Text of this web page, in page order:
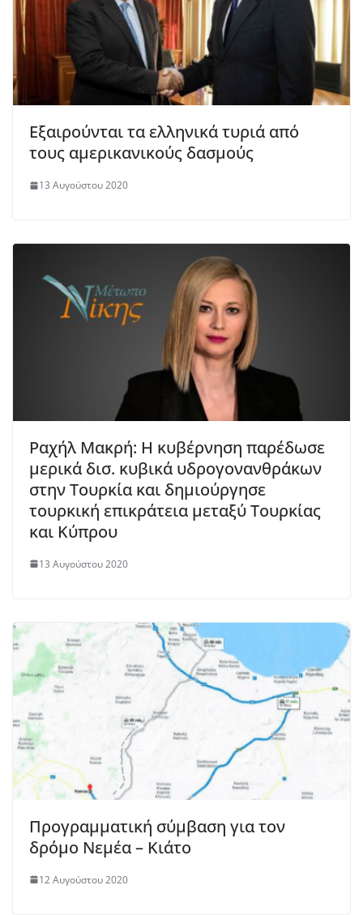
Εξαιρούνται τα ελληνικά τυριά από
τους αμερικανικούς δασμούς
13 Αυγούστου 2020
Ραχήλ Μακρή: Η κυβέρνηση παρέδωσε
μερικά δισ. κυβικά υδρογονανθράκων
στην Τουρκία και δημιούργησε
τουρκική επικράτεια μεταξύ Τουρκίας
και Κύπρου
13 Αυγούστου 2020
Προγραμματική σύμβαση για τον
δρόμο Νεμέα – Κιάτο
12 Αυγούστου 2020